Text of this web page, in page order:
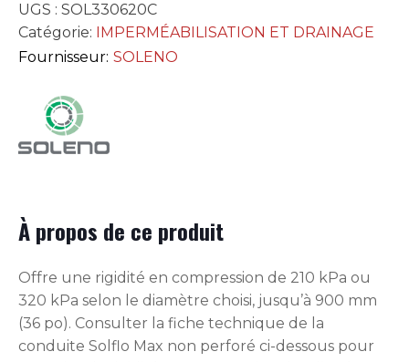
UGS : SOL330620C
Catégorie: IMPERMÉABILISATION ET DRAINAGE
Fournisseur: SOLENO
À propos de ce produit
Offre une rigidité en compression de 210 kPa ou
320 kPa selon le diamètre choisi, jusqu’à 900 mm
(36 po). Consulter la fiche technique de la
conduite Solflo Max non perforé ci-dessous pour